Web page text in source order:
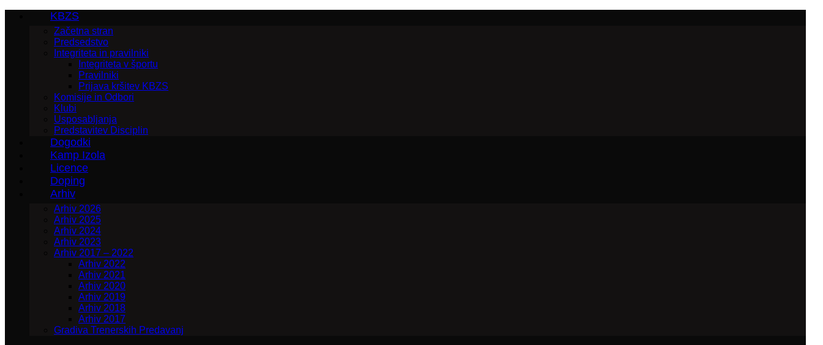
KBZS
Začetna stran
Predsedstvo
Integriteta in pravilniki
Integriteta v športu
Pravilniki
Prijava kršitev KBZS
Komisije in Odbori
Klubi
Usposabljanja
Predstavitev Disciplin
Dogodki
Kamp Izola
Licence
Doping
Arhiv
Arhiv 2026
Arhiv 2025
Arhiv 2024
Arhiv 2023
Arhiv 2017 – 2022
Arhiv 2022
Arhiv 2021
Arhiv 2020
Arhiv 2019
Arhiv 2018
Arhiv 2017
Gradiva Trenerskih Predavanj